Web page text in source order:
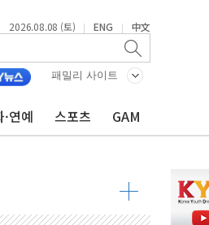
2026.08.08 (토) | ENG | 中文
패밀리 사이트
연예 스포츠 GAM
연대로 목소리 내야"
신경전 고조